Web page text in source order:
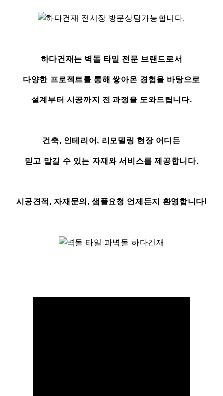
하다건재는 벽돌 타일 전문 브랜드로서
다양한 프로젝트를 통해 쌓아온 경험을 바탕으로
설계부터 시공까지 전 과정을 도와드립니다.
건축, 인테리어, 리모델링 현장 어디든
믿고 맡길 수 있는 자재와 서비스를 제공합니다.
시공견적, 자재문의, 샘플요청 언제든지 환영합니다!